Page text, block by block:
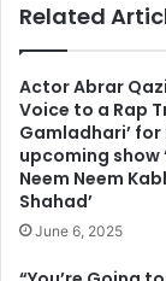
कार्यकर्ता नाना
हमला राज ठाकरे के
ठाकरे की पार्टी
पुलिस ने तनुश्री के घर
Related
Actor Abrar
Voice to a Rap
Gamladhari’ for
upcoming show
Neem Neem
Shahad’
June 6, 2025